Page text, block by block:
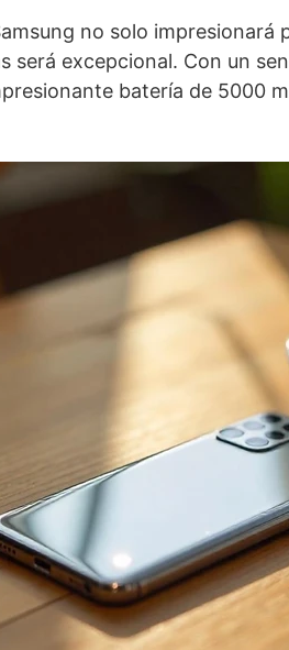
no solo
será excepcional. Con un
batería de 5000